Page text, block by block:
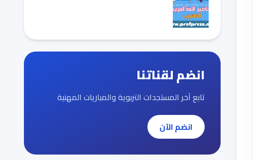
انضم لقناتنا
تابع آخر المستجدات التربوية والمباريات المهنية
انضم الآن